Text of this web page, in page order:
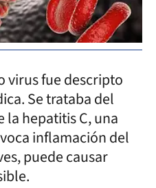
virus fue descripto
Se trataba del
hepatitis C, una
inflamación del
puede causar